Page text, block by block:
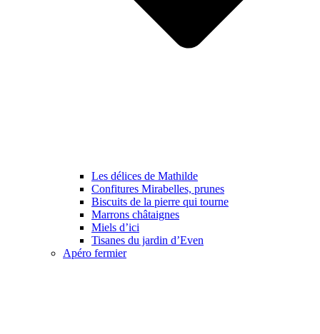
Les délices de Mathilde
Confitures Mirabelles, prunes
Biscuits de la pierre qui tourne
Marrons châtaignes
Miels d’ici
Tisanes du jardin d’Even
Apéro fermier